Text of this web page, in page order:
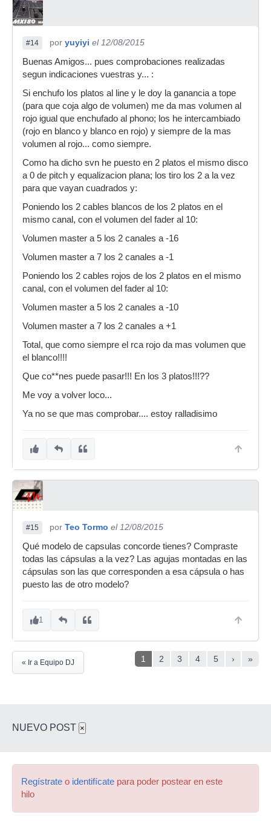
#14 por yuyiyi el 12/08/2015
Buenas Amigos... pues comprobaciones realizadas
segun indicaciones vuestras y... :
Si enchufo los platos al line y le doy la ganancia a tope
(para que coja algo de volumen) me da mas volumen al
rojo igual que enchufado al phono; los he intercambiado
(rojo en blanco y blanco en rojo) y siempre de la mas
volumen al rojo... como siempre.
Como ha dicho svn he puesto en 2 platos el mismo disco
a 0 de pitch y equalizacion plana; los tiro los 2 a la vez
para que vayan cuadrados y:
Poniendo los 2 cables blancos de los 2 platos en el
mismo canal, con el volumen del fader al 10:
Volumen master a 5 los 2 canales a -16
Volumen master a 7 los 2 canales a -1
Poniendo los 2 cables rojos de los 2 platos en el mismo
canal, con el volumen del fader al 10:
Volumen master a 5 los 2 canales a -10
Volumen master a 7 los 2 canales a +1
Total, que como siempre el rca rojo da mas volumen que
el blanco!!!!
Que co**nes puede pasar!!! En los 3 platos!!!??
Me voy a volver loco...
Ya no se que mas comprobar.... estoy ralladisimo
#15 por Teo Tormo el 12/08/2015
Qué modelo de capsulas concorde tienes? Compraste
todas las cápsulas a la vez? Las agujas montadas en las
cápsulas son las que corresponden a esa cápsula o has
puesto las de otro modelo?
1
1 2 3 4 5 › »
« Ir a Equipo DJ
NUEVO POST ×
Regístrate o identifícate para poder postear en este
hilo